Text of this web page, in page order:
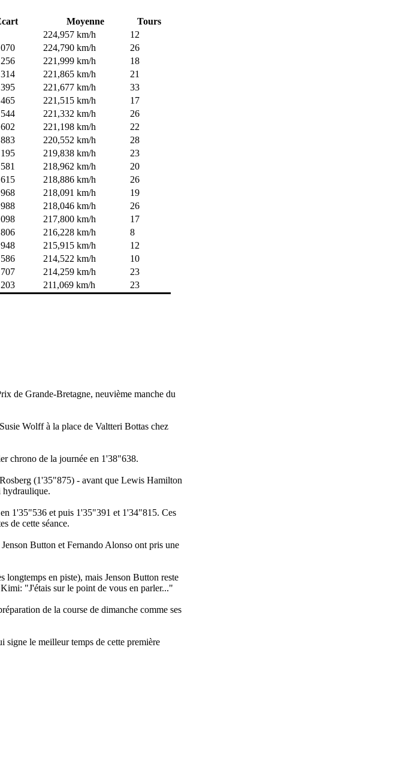
Moyenne
Tours
224,957 km/h
12
224,790 km/h
26
221,999 km/h
18
221,865 km/h
21
221,677 km/h
33
221,515 km/h
17
221,332 km/h
26
221,198 km/h
22
220,552 km/h
28
219,838 km/h
23
218,962 km/h
20
218,886 km/h
26
218,091 km/h
19
218,046 km/h
26
217,800 km/h
17
216,228 km/h
8
215,915 km/h
12
214,522 km/h
10
214,259 km/h
23
211,069 km/h 23
de Grande-Bretagne, neuvième manche du
Wolff à la place de Valtteri Bottas chez
chrono de la journée en 1'38"638.
(1'35"875) - avant que Lewis Hamilton
hydraulique.
1'35"536 et puis 1'35"391 et 1'34"815. Ces
de cette séance.
Button et Fernando Alonso ont pris une
en piste), mais Jenson Button reste
"J'étais sur le point de vous en parler..."
de la course de dimanche comme ses
signe le meilleur temps de cette première